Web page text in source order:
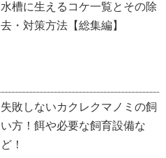
水槽に生えるコケ一覧とその除
去・対策方法【総集編】
失敗しないカクレクマノミの飼
い方！餌や必要な飼育設備な
ど！